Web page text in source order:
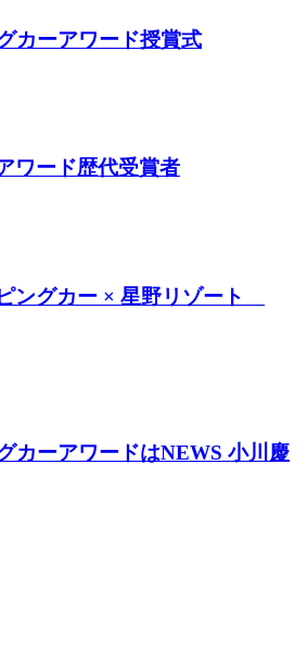
カーアワード授賞式
ワード歴代受賞者
ングカー × 星野リゾート
カーアワードはNEWS 小川慶